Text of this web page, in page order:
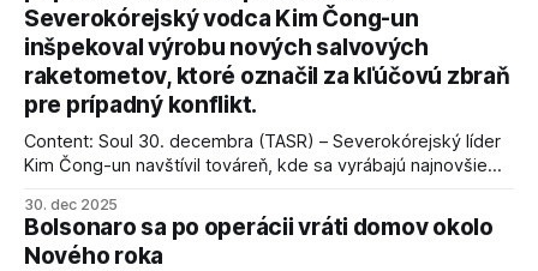
Severokórejský vodca Kim Čong-un
inšpekoval výrobu nových salvových
raketometov, ktoré označil za kľúčovú zbraň
pre prípadný konflikt.
Content: Soul 30. decembra (TASR) – Severokórejský líder
Kim Čong-un navštívil továreň, kde sa vyrábajú najnovšie
schopnosti. Informovali o tom štátne médiá KĽDR, na ktoré
sa odvoláva agentúra AFP.
30. dec 2025
Bolsonaro sa po operácii vráti domov okolo
Nového roka